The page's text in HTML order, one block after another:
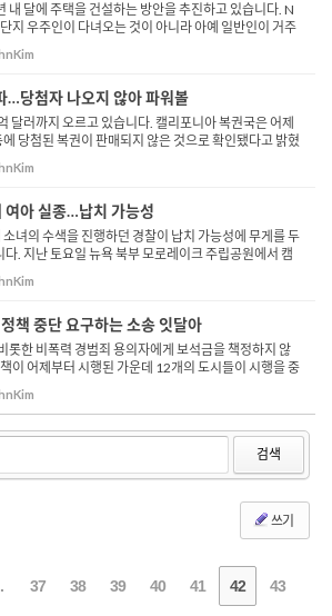
내 달에 주택을 건설하는 방안을 추진하고 있습니다. N
지 우주인이 다녀오는 것이 아니라 아예 일반인이 거주
들 계획입니다. NASA는 달에 존재하는 돌 조각, 광물 파
…당첨자 나오지 않아 파워볼
달러까지 오르고 있습니다. 캘리포니아 복권국은 어제
당첨된 복권이 판매되지 않은 것으로 확인됐다고 밝혔
하는 파워볼 복권 1등 당첨 금액은 이틀에 무려 1억 달
여아 실종…납치 가능성
녀의 수색을 진행하던 경찰이 납치 가능성에 무게를 두
. 지난 토요일 뉴욕 북부 모로레이크 주립공원에서 캠
나는 친구들과 자전거를 타러 나갔다가 돌아오지 않았습
정책 중단 요구하는 소송 잇달아
롯한 비폭력 경범죄 용의자에게 보석금을 책정하지 않
이 어제부터 시행된 가운데 12개의 도시들이 시행을 중
습니다. LA타임스에 따르면 지난달 29일 LA 카운티 내...
검색
쓰기
37 38 39 40 41 42 43